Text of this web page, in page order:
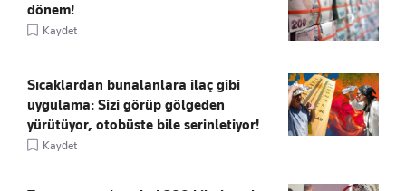
dönem!
Kaydet
Sıcaklardan bunalanlara ilaç gibi
uygulama: Sizi görüp gölgeden
yürütüyor, otobüste bile serinletiyor!
Kaydet